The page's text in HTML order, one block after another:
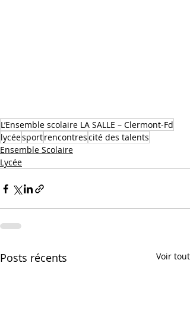
L’Ensemble scolaire LA SALLE – Clermont-Fd
lycéesportrencontrescité des talents
Ensemble Scolaire
Lycée
Posts récents Voir tout